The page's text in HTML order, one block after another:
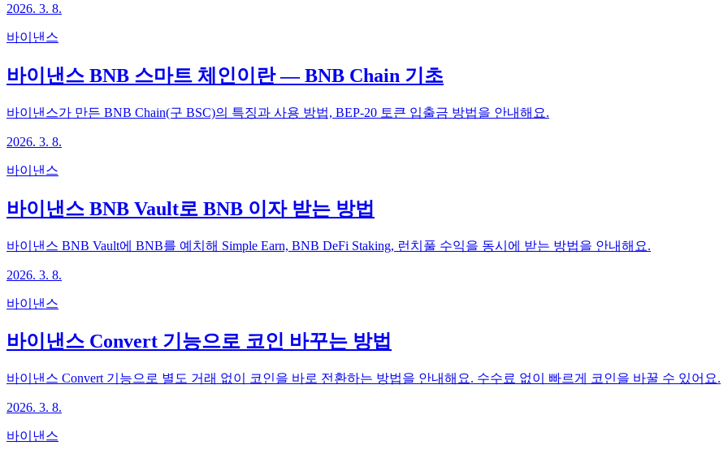
2026. 3. 8.
바이낸스
바이낸스 BNB 스마트 체인이란 — BNB Chain 기초
바이낸스가 만든 BNB Chain(구 BSC)의 특징과 사용 방법, BEP-20 토큰 입출금 방법을 안내해요.
2026. 3. 8.
바이낸스
바이낸스 BNB Vault로 BNB 이자 받는 방법
바이낸스 BNB Vault에 BNB를 예치해 Simple Earn, BNB DeFi Staking, 런치풀 수익을 동시에 받는 방법을 안내해요.
2026. 3. 8.
바이낸스
바이낸스 Convert 기능으로 코인 바꾸는 방법
바이낸스 Convert 기능으로 별도 거래 없이 코인을 바로 전환하는 방법을 안내해요. 수수료 없이 빠르게 코인을 바꿀 수 있어요.
2026. 3. 8.
바이낸스